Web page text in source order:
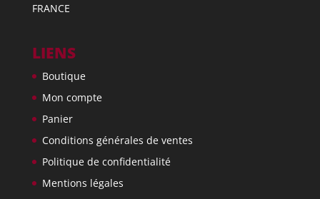
FRANCE
LIENS
Boutique
Mon compte
Panier
Conditions générales de ventes
Politique de confidentialité
Mentions légales